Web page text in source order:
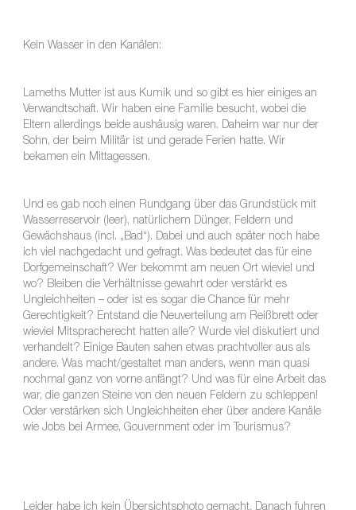
Kein Wasser in den Kanälen:
Lameths Mutter ist aus Kumik und so gibt es hier einiges an
Verwandtschaft. Wir haben eine Familie besucht, wobei die
Eltern allerdings beide aushäusig waren. Daheim war nur der
Sohn, der beim Militär ist und gerade Ferien hatte. Wir
bekamen ein Mittagessen.
Und es gab noch einen Rundgang über das Grundstück mit
Wasserreservoir (leer), natürlichem Dünger, Feldern und
Gewächshaus (incl. „Bad“). Dabei und auch später noch habe
ich viel nachgedacht und gefragt. Was bedeutet das für eine
Dorfgemeinschaft? Wer bekommt am neuen Ort wieviel und
wo? Bleiben die Verhältnisse gewahrt oder verstärkt es
Ungleichheiten – oder ist es sogar die Chance für mehr
Gerechtigkeit? Entstand die Neuverteilung am Reißbrett oder
wieviel Mitspracherecht hatten alle? Wurde viel diskutiert und
verhandelt? Einige Bauten sahen etwas prachtvoller aus als
andere. Was macht/gestaltet man anders, wenn man quasi
nochmal ganz von vorne anfängt? Und was für eine Arbeit das
war, die ganzen Steine von den neuen Feldern zu schleppen!
Oder verstärken sich Ungleichheiten eher über andere Kanäle
wie Jobs bei Armee, Gouvernment oder im Tourismus?
Leider habe ich kein Übersichtsphoto gemacht. Danach fuhren